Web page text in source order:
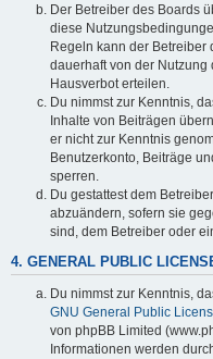
Der Betreiber des Boards
diese
Regeln kann der Betreiber
dauerhaft von der
Hausverbot erteilen.
Du nimmst zur Kenntnis,
Inhalte von Beiträgen
er nicht zur Kenntnis
Benutzerkonto, Beiträge
sperren.
Du gestattest dem
abzuändern, sofern sie
sind, dem Betreiber oder
4. GENERAL PUBLIC
Du nimmst zur Kenntnis,
GNU General Public
von phpBB Limited
Informationen werden